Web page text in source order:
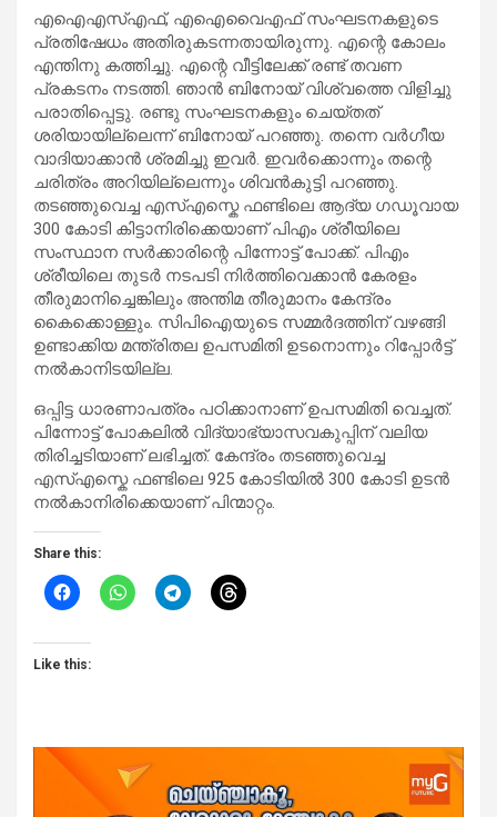
എഐഎസ്എഫ്, എഐവൈഎഫ് സംഘടനകളുടെ
പ്രതിഷേധം അതിരുകടന്നതായിരുന്നു. എന്റെ കോലം
എന്തിനു കത്തിച്ചു. എന്റെ വീട്ടിലേക്ക് രണ്ട് തവണ
പ്രകടനം നടത്തി. ഞാൻ ബിനോയ്‌ വിശ്വത്തെ വിളിച്ചു
പരാതിപ്പെട്ടു. രണ്ടു സംഘടനകളും ചെയ്തത്
ശരിയായില്ലെന്ന് ബിനോയ്‌ പറഞ്ഞു. തന്നെ വർഗീയ
വാദിയാക്കാൻ ശ്രമിച്ചു ഇവർ. ഇവർക്കൊന്നും തന്റെ
ചരിത്രം അറിയില്ലെന്നും ശിവൻകുട്ടി പറഞ്ഞു.
തടഞ്ഞുവെച്ച എസ്എസ്കെ ഫണ്ടിലെ ആദ്യ ഗഡൂവായ
300 കോടി കിട്ടാനിരിക്കെയാണ് പിഎം ശ്രീയിലെ
സംസ്ഥാന സർക്കാരിന്റെ പിന്നോട്ട് പോക്ക്. പിഎം
ശ്രീയിലെ തുടർ നടപടി നിർത്തിവെക്കാൻ കേരളം
തീരുമാനിച്ചെങ്കിലും അന്തിമ തീരുമാനം കേന്ദ്രം
കൈക്കൊള്ളും. സിപിഐയുടെ സമ്മർദത്തിന് വഴങ്ങി
ഉണ്ടാക്കിയ മന്ത്രിതല ഉപസമിതി ഉടനൊന്നും റിപ്പോർട്ട്
നൽകാനിടയില്ല.
‌ഒപ്പിട്ട ധാരണാപത്രം പഠിക്കാനാണ് ഉപസമിതി വെച്ചത്.
പിന്നോട്ട് പോകലിൽ വിദ്യാഭ്യാസവകുപ്പിന് വലിയ
തിരിച്ചടിയാണ് ലഭിച്ചത്. കേന്ദ്രം തടഞ്ഞുവെച്ച
എസ്എസ്കെ ഫണ്ടിലെ 925 കോടിയിൽ 300 കോടി ഉടൻ
നൽകാനിരിക്കെയാണ് പിന്മാറ്റം.
Share this:
Like this: